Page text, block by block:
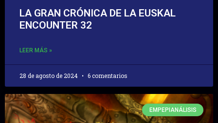
LA GRAN CRÓNICA DE LA EUSKAL
ENCOUNTER 32
LEER MÁS »
28 de agosto de 2024 6 comentarios
EMPEPIANÁLISIS